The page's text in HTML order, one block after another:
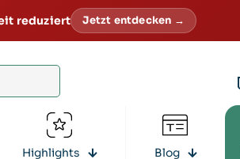
reduziert Jetzt entdecken →
Highlights Blog